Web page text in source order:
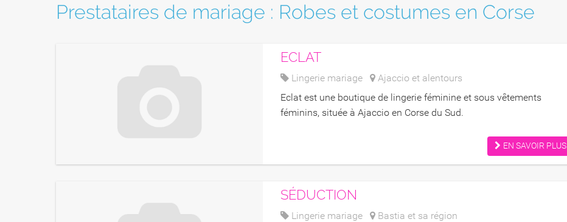
Prestataires de mariage : Robes et costumes en Corse
ECLAT
Lingerie mariage
Ajaccio et alentours
Eclat est une boutique de lingerie féminine et sous vêtements
féminins, située à Ajaccio en Corse du Sud.
EN SAVOIR PLUS
SÉDUCTION
Lingerie mariage
Bastia et sa région